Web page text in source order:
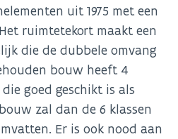
uit 1975 met een
ruimtetekort maakt een
die de dubbele omvang
bouw heeft 4
goed geschikt is als
zal dan de 6 klassen
Er is ook nood aan